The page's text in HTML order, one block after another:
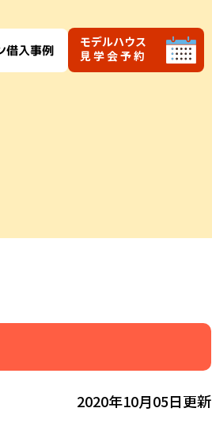
借入事例
モデルハウス
見学会予約
2020年10月05日更新